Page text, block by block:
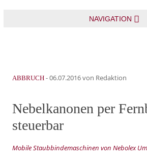
NAVIGATION
ABBRUCH -06.07.2016von Redaktion
Nebelkanonen per
steuerbar
Mobile Staubbindemaschinen von Nebolex